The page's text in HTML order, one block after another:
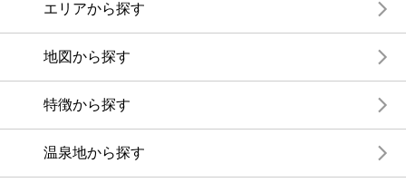
エリアから探す
地図から探す
特徴から探す
温泉地から探す